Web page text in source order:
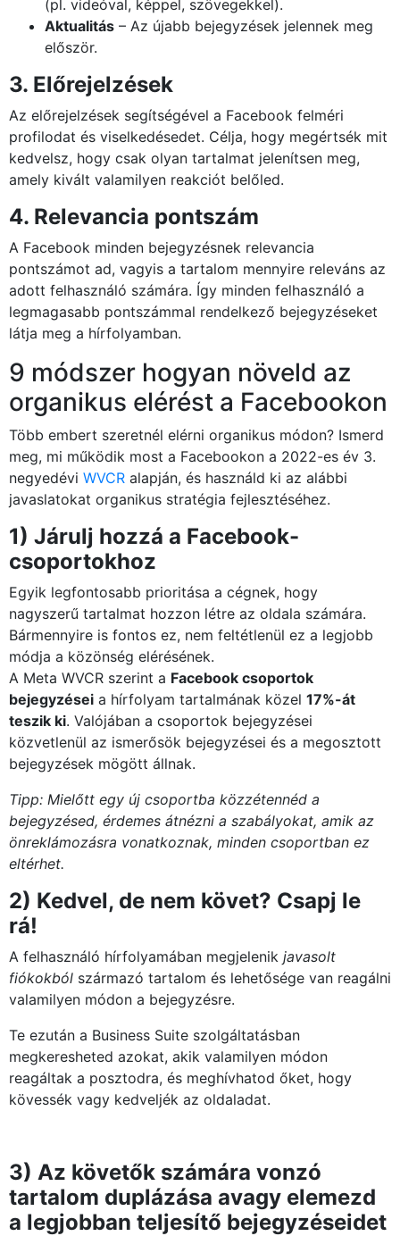
(pl. videóval, képpel, szövegekkel).
Aktualitás – Az újabb bejegyzések jelennek meg
először.
3. Előrejelzések
Az előrejelzések segítségével a Facebook felméri
profilodat és viselkedésedet. Célja, hogy megértsék mit
kedvelsz, hogy csak olyan tartalmat jelenítsen meg,
amely kivált valamilyen reakciót belőled.
4. Relevancia pontszám
A Facebook minden bejegyzésnek relevancia
pontszámot ad, vagyis a tartalom mennyire releváns az
adott felhasználó számára. Így minden felhasználó a
legmagasabb pontszámmal rendelkező bejegyzéseket
látja meg a hírfolyamban.
9 módszer hogyan növeld az
organikus elérést a Facebookon
Több embert szeretnél elérni organikus módon? Ismerd
meg, mi működik most a Facebookon a 2022-es év 3.
negyedévi WVCR alapján, és használd ki az alábbi
javaslatokat organikus stratégia fejlesztéséhez.
1) Járulj hozzá a Facebook-
csoportokhoz
Egyik legfontosabb prioritása a cégnek, hogy
nagyszerű tartalmat hozzon létre az oldala számára.
Bármennyire is fontos ez, nem feltétlenül ez a legjobb
módja a közönség elérésének.
A Meta WVCR szerint a Facebook csoportok
bejegyzései a hírfolyam tartalmának közel 17%-át
teszik ki. Valójában a csoportok bejegyzései
közvetlenül az ismerősök bejegyzései és a megosztott
bejegyzések mögött állnak.
Tipp: Mielőtt egy új csoportba közzétennéd a
bejegyzésed, érdemes átnézni a szabályokat, amik az
önreklámozásra vonatkoznak, minden csoportban ez
eltérhet.
2) Kedvel, de nem követ? Csapj le
rá!
A felhasználó hírfolyamában megjelenik javasolt
fiókokból származó tartalom és lehetősége van reagálni
valamilyen módon a bejegyzésre.
Te ezután a Business Suite szolgáltatásban
megkeresheted azokat, akik valamilyen módon
reagáltak a posztodra, és meghívhatod őket, hogy
kövessék vagy kedveljék az oldaladat.
3) Az követők számára vonzó
tartalom duplázása avagy elemezd
a legjobban teljesítő bejegyzéseidet